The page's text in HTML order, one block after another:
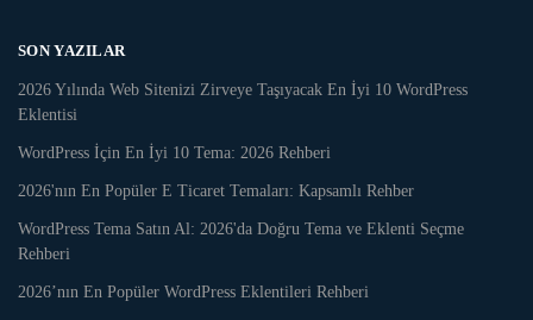
SON YAZILAR
2026 Yılında Web Sitenizi Zirveye Taşıyacak En İyi 10 WordPress
Eklentisi
WordPress İçin En İyi 10 Tema: 2026 Rehberi
2026'nın En Popüler E Ticaret Temaları: Kapsamlı Rehber
WordPress Tema Satın Al: 2026'da Doğru Tema ve Eklenti Seçme
Rehberi
2026’nın En Popüler WordPress Eklentileri Rehberi